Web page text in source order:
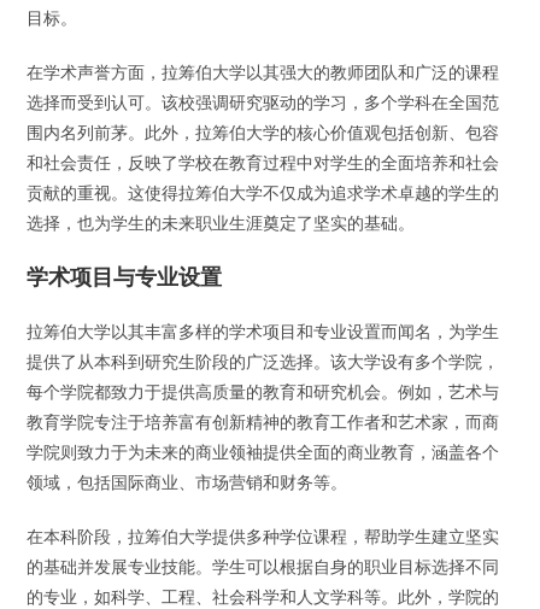
目标。
在学术声誉方面，拉筹伯大学以其强大的教师团队和广泛的课程
选择而受到认可。该校强调研究驱动的学习，多个学科在全国范
围内名列前茅。此外，拉筹伯大学的核心价值观包括创新、包容
和社会责任，反映了学校在教育过程中对学生的全面培养和社会
贡献的重视。这使得拉筹伯大学不仅成为追求学术卓越的学生的
选择，也为学生的未来职业生涯奠定了坚实的基础。
学术项目与专业设置
拉筹伯大学以其丰富多样的学术项目和专业设置而闻名，为学生
提供了从本科到研究生阶段的广泛选择。该大学设有多个学院，
每个学院都致力于提供高质量的教育和研究机会。例如，艺术与
教育学院专注于培养富有创新精神的教育工作者和艺术家，而商
学院则致力于为未来的商业领袖提供全面的商业教育，涵盖各个
领域，包括国际商业、市场营销和财务等。
在本科阶段，拉筹伯大学提供多种学位课程，帮助学生建立坚实
的基础并发展专业技能。学生可以根据自身的职业目标选择不同
的专业，如科学、工程、社会科学和人文学科等。此外，学院的